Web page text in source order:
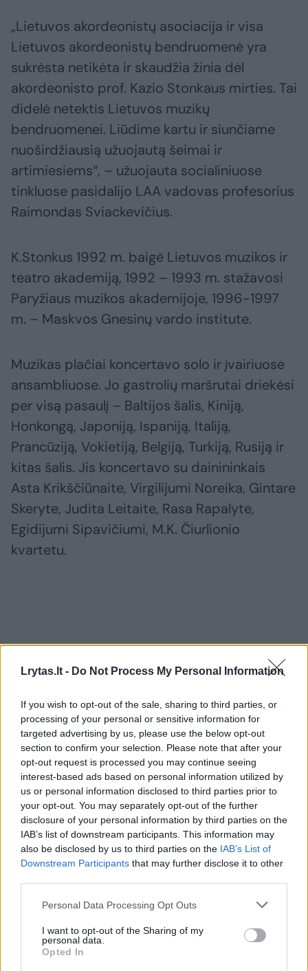
Lrytas.lt - Do Not Process My Personal Information
If you wish to opt-out of the sale, sharing to third parties, or
processing of your personal or sensitive information for
targeted advertising by us, please use the below opt-out
section to confirm your selection. Please note that after your
opt-out request is processed you may continue seeing
interest-based ads based on personal information utilized by
us or personal information disclosed to third parties prior to
your opt-out. You may separately opt-out of the further
disclosure of your personal information by third parties on the
IAB’s list of downstream participants. This information may
also be disclosed by us to third parties on the IAB’s List of
Downstream Participants that may further disclose it to other
Personal Data Processing Opt Outs
I want to opt-out of the Sharing of my
personal data.
Opted In
„Lietuvos akordeonistų asociacija ir visa
Lietuvos akordeonistų bendruomenė yra
sukrėsta netikėta ir skaudžia žinia dėl
akordeonisto prof. Kazio Stonkaus mirties. Tai
didelė netektis Lietuvos muzikų
bendruomenei. Liūdime kartu ir siunčiame
nuoširdžiausią užuojautą šeimai ir
artimiesiems“, – užuojauta socialiniuose
tinkluose pasidalijo LAA vadovas profesorius
Raimondas Sviackevičius.
K.Stonkus 1992 m. baigė Lietuvos muzikos ir
teatro akademiją, 1992 – 1993 m. stažavosi
Paryžiaus muzikos akademijoje, 1996-1997
m. – Maskvos Gnesinų vardo institute.
Muzikas plačiai koncertavo solo ir įvairiuose
ansambliuose. Jo gastrolių maršrutai driekėsi
per visą pasaulį – Baltijos šalis, Kiniją,
Honkongą, Japoniją, Ispaniją, Italiją,
Prancūziją, Vokietiją, Belgiją, Turkiją, Rusiją ir
kitas šalis. Jis koncertavo su dainininkais
Asta Krikščiūnaite, Virgilijumi Noreika, Gintare
Skeryte, Judita Leitaite, Rasa Rapalyte,
Egidijumi Sipavičiumi, M.K. Čiurlionio
kvartetu.